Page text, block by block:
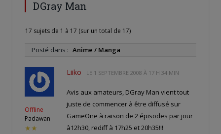
DGray Man
17 sujets de 1 à 17 (sur un total de 17)
Posté dans : Anime / Manga
Offline
Padawan
★★
Liiko LE 1 SEPTEMBRE 2008 À 17 H 34 MIN
Avis aux amateurs, DGray Man vient tout
juste de commencer à être diffusé sur
GameOne à raison de 2 épisodes par jour
à12h30, rediff à 17h25 et 20h35!!!